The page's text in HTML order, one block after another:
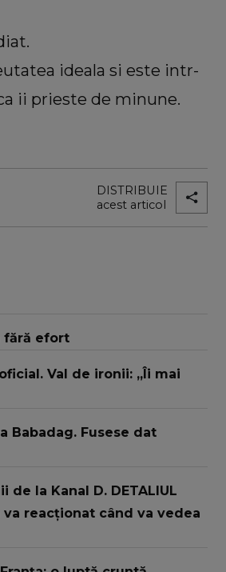
ideala si este intr-
ii prieste de minune.
DISTRIBUIE
acest articol
fără efort
Val de ironii: „Îi mai
Babadag. Fusese dat
la Kanal D. DETALIUL
va reacționat când va vedea